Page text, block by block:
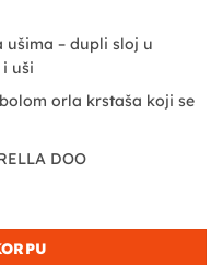
ušima – dupli sloj u
uši
orla krstaša koji se
DOO